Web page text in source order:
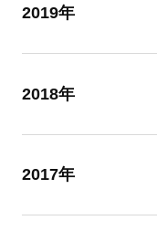
2019年
2018年
2017年